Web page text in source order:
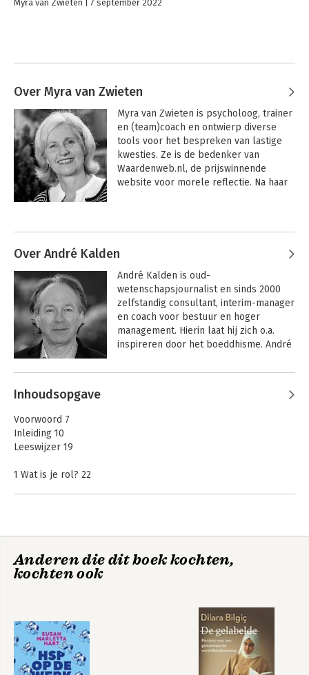
Myra van Zwieten 7 september 2022
Over Myra van Zwieten
Myra van Zwieten is psycholoog, trainer
en (team)coach en ontwierp diverse
tools voor het bespreken van lastige
kwesties. Ze is de bedenker van
Waardenweb.nl, de prijswinnende
website voor morele reflectie. Na haar
Over André Kalden
André Kalden is oud-
wetenschapsjournalist en sinds 2000
zelfstandig consultant, interim-manager
en coach voor bestuur en hoger
management. Hierin laat hij zich o.a.
inspireren door het boeddhisme. André
Zwieten het boek 'Ons gescreende
Inhoudsopgave
Voorwoord 7
Inleiding 10
Leeswijzer 19
1 Wat is je rol? 22
Slot – Rolgerichte omgangscultuur 144
Bijlage Toolkit Rolversterking 155
• Rol in kaart 158
• Rollen op rij 160
• Rolverhouding 162
Anderen die dit boek kochten,
kochten ook